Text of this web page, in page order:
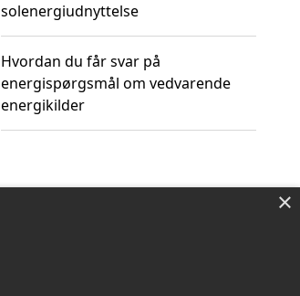
solenergiudnyttelse
Hvordan du får svar på
energispørgsmål om vedvarende
energikilder
×